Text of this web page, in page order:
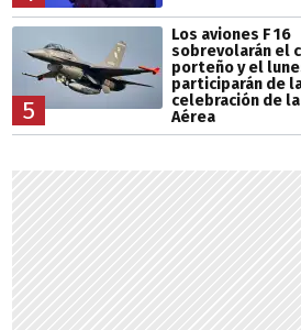
5
Los aviones F 16
sobrevolarán el
porteño y el
participarán de
celebración de la
Aérea